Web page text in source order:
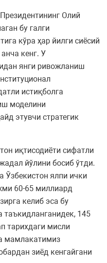
Олий
бу галги
кўра ҳар йилги сиёсий
кенг. У
янги ривожланиш
истиқболга
моделини
этувчи стратегик
иқтисодиёти сифатли
йўлини босиб ўтди.
Ўзбекистон ялпи ички
60-65 миллиард
келиб эса бу
145
тарихдаги мисли
мамлакатимиз
зиёд кенгайгани